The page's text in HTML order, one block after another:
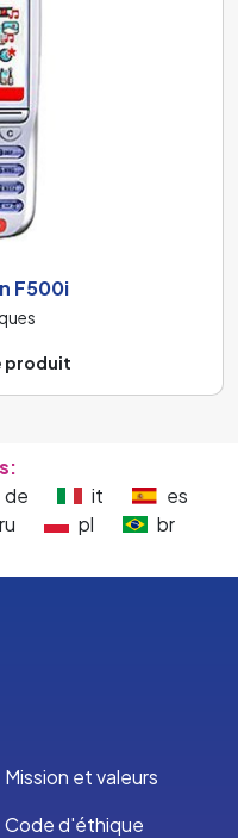
F500i
produit
de it
es
ru pl
br
Mission et valeurs
Code d'éthique